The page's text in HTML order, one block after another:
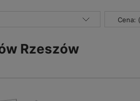
Cena:
Rzeszów